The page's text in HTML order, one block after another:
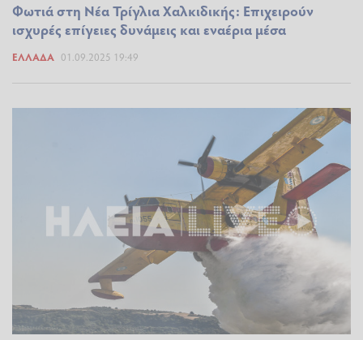
Φωτιά στη Νέα Τρίγλια Χαλκιδικής: Επιχειρούν
ισχυρές επίγειες δυνάμεις και εναέρια μέσα
ΕΛΛΆΔΑ 01.09.2025 19:49